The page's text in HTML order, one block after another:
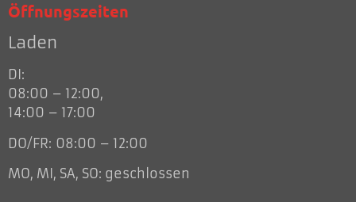
Öffnungszeiten
Laden
DI:
08:00 – 12:00,
14:00 – 17:00
DO/FR: 08:00 – 12:00
MO, MI, SA, SO: geschlossen